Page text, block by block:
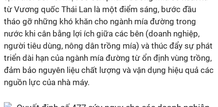
từ Vương quốc Thái Lan là một điểm sáng, bước đầu
tháo gỡ những khó khăn cho ngành mía đường trong
nước khi cân bằng lợi ích giữa các bên (doanh nghiệp,
người tiêu dùng, nông dân trồng mía) và thúc đẩy sự phát
triển dài hạn của ngành mía đường từ ổn định vùng trồng,
đảm bảo nguyên liệu chất lượng và vận dụng hiệu quả các
nguồn lực của nhà máy.